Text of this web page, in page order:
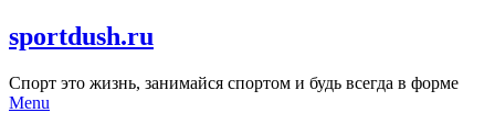
Skip
to
sportdush.ru
Спорт это жизнь, занимайся спортом и будь всегда в форме
Menu